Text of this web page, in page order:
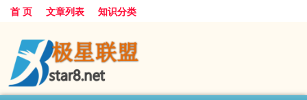
首 页 文章列表 知识分类